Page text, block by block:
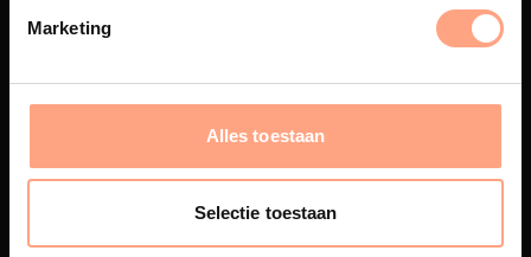
Marketing
Alles toestaan
Selectie toestaan
Interieur inrichting
PUUUR biedt volledige
oplevering,met als resultaat een
totale woonbeleving.